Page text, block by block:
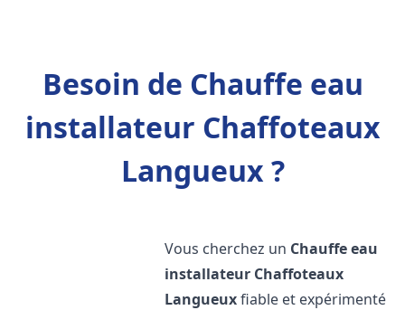
Besoin de Chauffe eau
installateur Chaffoteaux
Langueux ?
Vous cherchez un Chauffe eau
installateur Chaffoteaux
Langueuxfiable et expérimenté